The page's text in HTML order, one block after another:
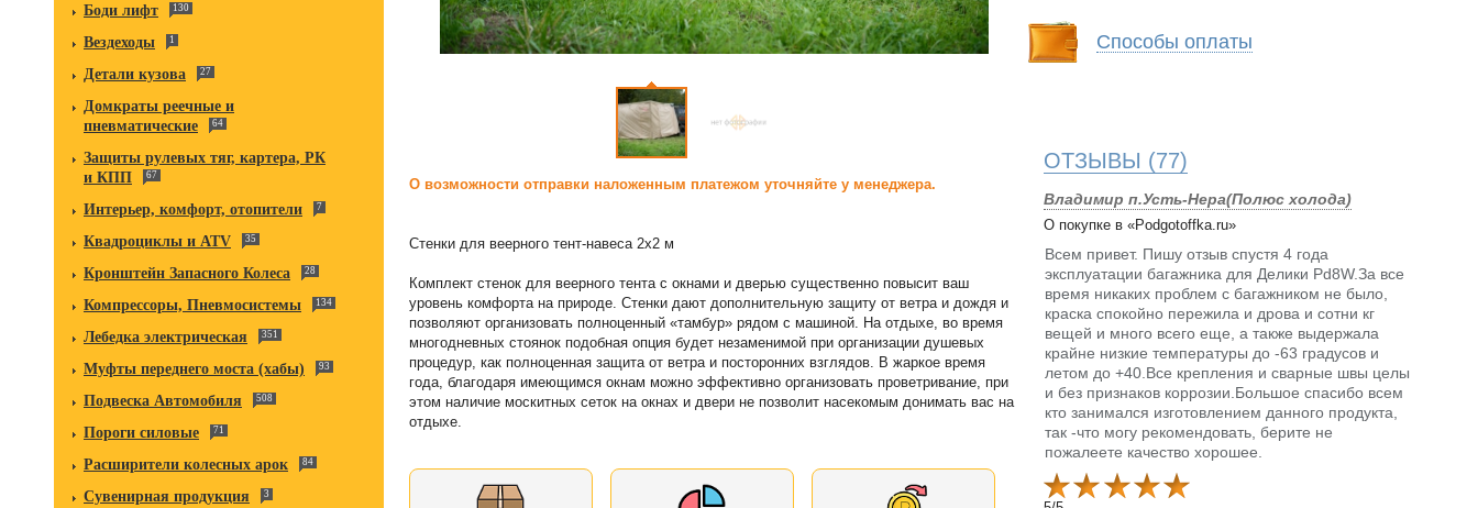
Боди лифт 130
Вездеходы 1
Детали кузова 27
Домкраты реечные и
пневматические
64
Защиты рулевых тяг, картера, РК
и КПП
67
Интерьер, комфорт, отопители 7
Квадроциклы и ATV 35
Кронштейн Запасного Колеса 28
Компрессоры, Пневмосистемы 134
Лебедка электрическая 351
Муфты переднего моста (хабы) 93
Подвеска Автомобиля 508
Пороги силовые 71
Расширители колесных арок 84
Сувенирная продукция 3
О возможности отправки наложенным платежом уточняйте у менеджера.
Стенки для веерного тент-навеса 2х2 м
Комплект стенок для веерного тента с окнами и дверью существенно повысит ваш
уровень комфорта на природе. Стенки дают дополнительную защиту от ветра и дождя и
позволяют организовать полноценный «тамбур» рядом с машиной. На отдыхе, во время
многодневных стоянок подобная опция будет незаменимой при организации душевых
процедур, как полноценная защита от ветра и посторонних взглядов. В жаркое время
года, благодаря имеющимся окнам можно эффективно организовать проветривание, при
этом наличие москитных сеток на окнах и двери не позволит насекомым донимать вас на
отдыхе.
Способы оплаты
ОТЗЫВЫ (77)
Владимир п.Усть-Нера(Полюс холода)
О покупке в «Podgotoffka.ru»
Всем привет. Пишу отзыв спустя 4 года
эксплуатации багажника для Делики Pd8W.За все
время никаких проблем с багажником не было,
краска спокойно пережила и дрова и сотни кг
вещей и много всего еще, а также выдержала
крайне низкие температуры до -63 градусов и
летом до +40.Все крепления и сварные швы целы
и без признаков коррозии.Большое спасибо всем
кто занимался изготовлением данного продукта,
так -что могу рекомендовать, берите не
пожалеете качество хорошее.